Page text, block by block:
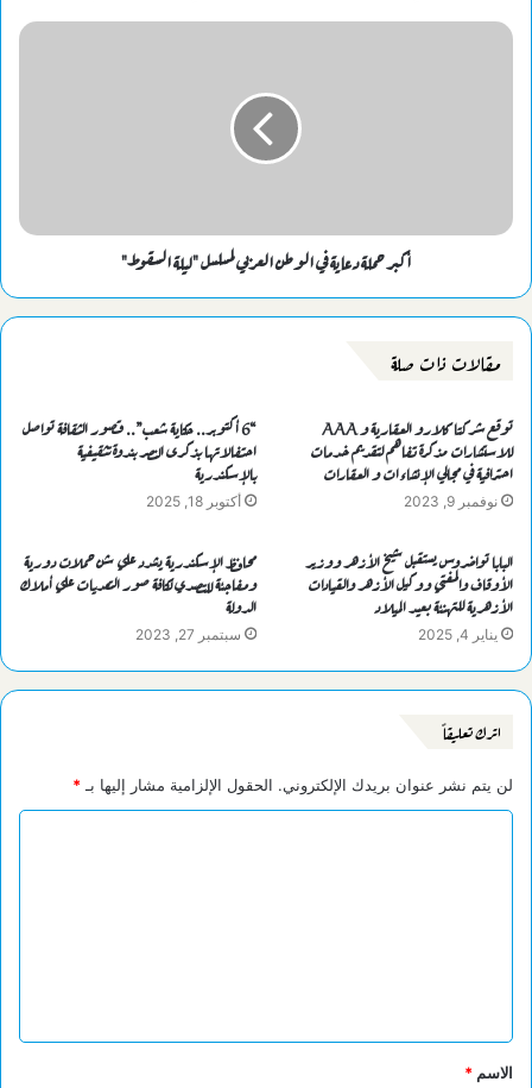
أكبر حملة دعاية في الوطن العربي لمسلسل "ليلة السقوط"
مقالات ذات صلة
توقع شركتا كلارو العقارية و AAA
للاستشارات مذكرة تفاهم لتقديم خدمات
احترافية في مجالي الإنشاءات و العقارات
نوفمبر 9, 2023
“6 أكتوبر.. حكاية شعب”.. قصور الثقافة تواصل
احتفالاتها بذكرى النصر بندوة تثقيفية
بالإسكندرية
أكتوبر 18, 2025
البابا تواضروس يستقبل شيخ الأزهر ووزير
الأوقاف والمفتي ووكيل الأزهر والقيادات
الأزهرية للتهنئة بعيد الميلاد
يناير 4, 2025
محافظ الإسكندرية يشدد علي شن حملات دورية
ومفاجئة للتصدي لكافة صور التعديات علي أملاك
الدولة
سبتمبر 27, 2023
اترك تعليقاً
لن يتم نشر عنوان بريدك الإلكتروني. الحقول الإلزامية مشار إليها بـ *
ق
*
الاسم *